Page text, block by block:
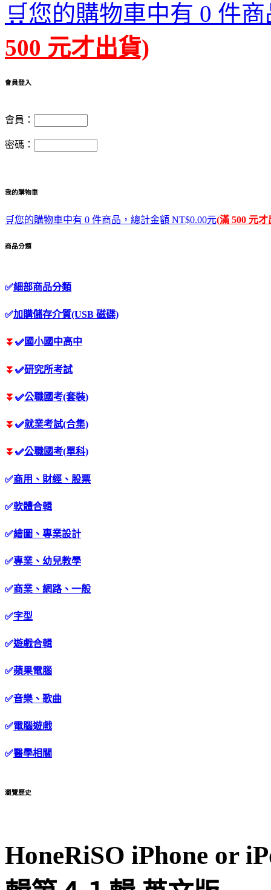
🛒您的購物車中有 0 件
500 元才出貨)
會員登入
會員：
密碼：
我的購物車
🛒您的購物車中有 0 件商品，總計金額 NT$0.00元(滿 500 元才
商品分類
✅細部商品分類
✅加購儲存介質(USB 磁碟)
⏬ ✅國小國中高中
⏬ ✅研究所考試
⏬ ✅公職國考(套裝)
⏬ ✅就業考試(合集)
⏬ ✅公職國考(單科)
✅商用、財經、股票
✅軟體合輯
✅繪圖、專業設計
✅專業、幼兒教學
✅商業、網路、一般
✅字型
✅遊戲合輯
✅蘋果電腦
✅音樂、歌曲
✅電腦遊戲
✅醫學相關
瀏覽歷史
HoneRiSO iPhone or